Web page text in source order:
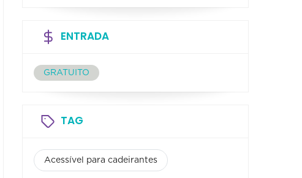
ENTRADA
GRATUITO
TAG
Acessível para cadeirantes